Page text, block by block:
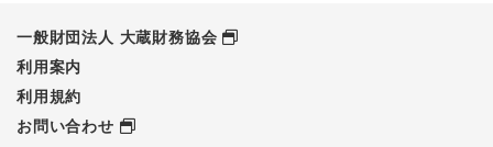
一般財団法人 大蔵財務協会
利用案内
利用規約
お問い合わせ